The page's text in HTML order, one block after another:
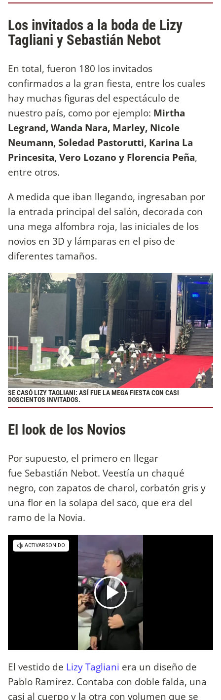
Los invitados a la boda de Lizy
Tagliani y Sebastián Nebot
En total, fueron 180 los invitados
confirmados a la gran fiesta, entre los cuales
hay muchas figuras del espectáculo de
nuestro país, como por ejemplo: Mirtha
Legrand, Wanda Nara, Marley, Nicole
Neumann, Soledad Pastorutti, Karina La
Princesita, Vero Lozano y Florencia Peña,
entre otros.
A medida que iban llegando, ingresaban por
la entrada principal del salón, decorada con
una mega alfombra roja, las iniciales de los
novios en 3D y lámparas en el piso de
diferentes tamaños.
SE CASÓ LIZY TAGLIANI: ASÍ FUE LA MEGA FIESTA CON CASI
DOSCIENTOS INVITADOS.
El look de los Novios
Por supuesto, el primero en llegar
fue Sebastián Nebot. Veestía un chaqué
negro, con zapatos de charol, corbatón gris y
una flor en la solapa del saco, que era del
ramo de la Novia.
El vestido de Lizy Tagliani era un diseño de
Pablo Ramírez. Contaba con doble falda, una
casi al cuerpo y la otra con volumen que se